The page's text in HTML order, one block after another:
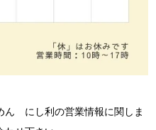
ん にし利の営業情報に関しま